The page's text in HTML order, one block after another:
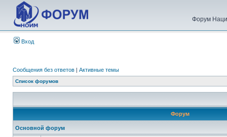
Форум
Вход
Сообщения без ответов | Активные темы
Список форумов
Форум
Основной форум